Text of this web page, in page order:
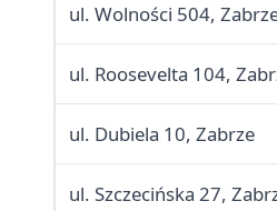
ul. Wolności 504,
ul. Roosevelta 104,
ul. Dubiela 10, Zabrze
ul. Szczecińska 27,